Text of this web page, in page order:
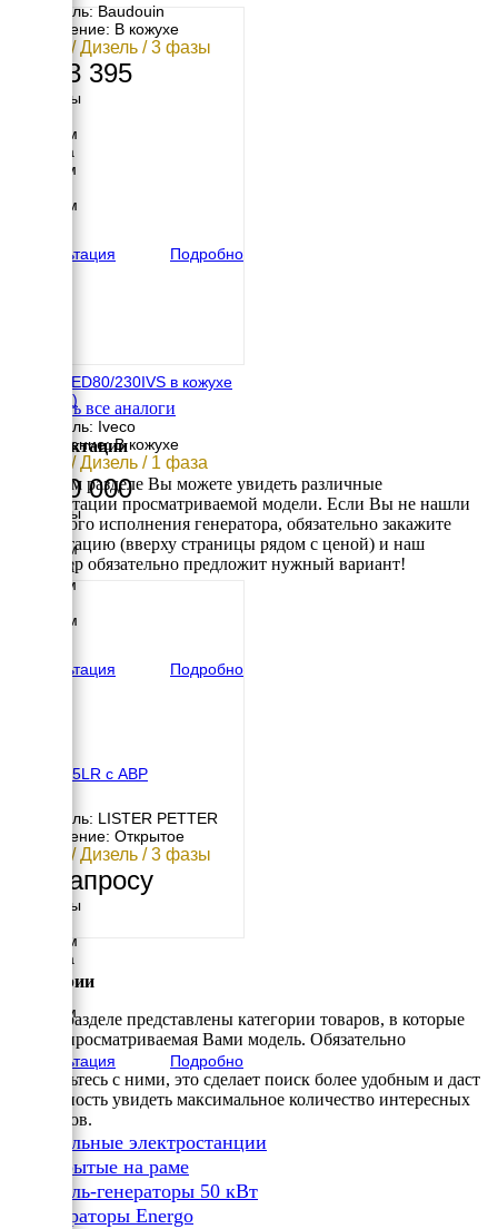
Двигатель: Baudouin
Исполнение: В кожухе
54 кВт / Дизель / 3 фазы
1 673 395
Размеры
3320 мм
Ширина
1100 мм
1600 мм
Консультация
Подробно
Energo ED80/230IVS в кожухе
(1 фаза)
Двигатель: Iveco
Исполнение: В кожухе
55 кВт / Дизель / 1 фаза
1 270 000
Размеры
2750 мм
Ширина
1100 мм
1760 мм
Консультация
Подробно
EDM L65LR с АВР
Двигатель: LISTER PETTER
Исполнение: Открытое
54 кВт / Дизель / 3 фазы
По запросу
Размеры
2350 мм
Ширина
1135 мм
Консультация
Подробно
Смотреть все аналоги
Комплектации
В данном разделе Вы можете увидеть различные
комплектации просматриваемой модели. Если Вы не нашли
требуемого исполнения генератора, обязательно закажите
консультацию (вверху страницы рядом с ценой) и наш
менеджер обязательно предложит нужный вариант!
Категории
В этом разделе представлены категории товаров, в которые
входит просматриваемая Вами модель. Обязательно
ознакомьтесь с ними, это сделает поиск более удобным и даст
возможность увидеть максимальное количество интересных
вариантов.
Дизельные электростанции
Открытые на раме
Дизель-генераторы 50 кВт
Генераторы Energo